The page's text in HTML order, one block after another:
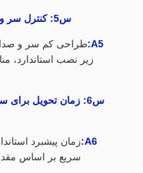
س5: کنترل سر و صدا تا چه حد موثر است؟
A5:
زیر نصب استاندارد،
A6:
سریع بر اساس